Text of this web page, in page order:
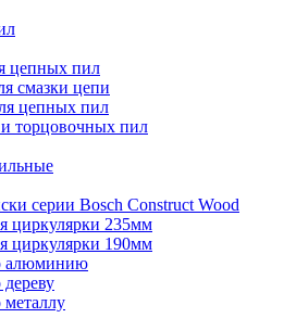
цепных пил
смазки цепи
цепных пил
торцовочных пил
серии Bosch Construct Wood
циркулярки 235мм
циркулярки 190мм
алюминию